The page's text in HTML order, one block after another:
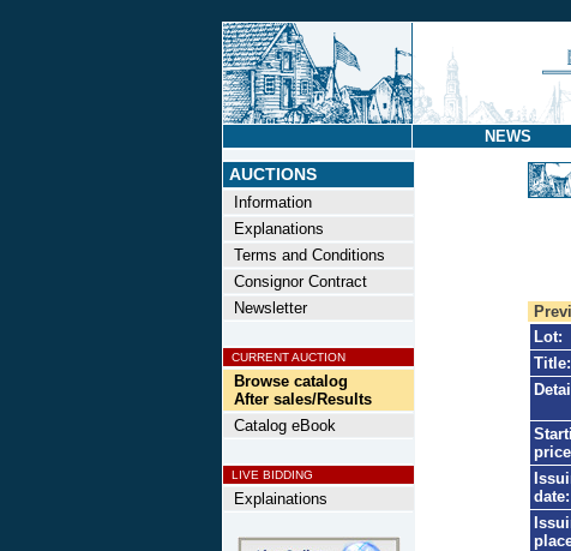
NEWS
AUCTIONS
Information
Explanations
Terms and Conditions
Consignor Contract
Newsletter
CURRENT AUCTION
Browse catalog
After sales/Results
Catalog eBook
LIVE BIDDING
Explainations
Lot:
Title:
date: